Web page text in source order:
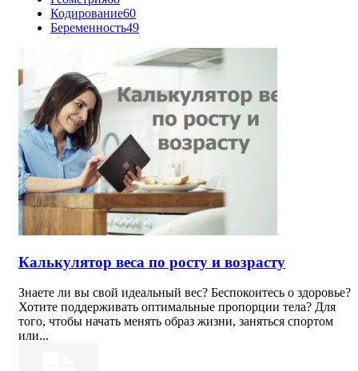
Кодирование60
Беременность49
Калькулятор веса по росту и возрасту
Знаете ли вы свой идеальный вес? Беспокоитесь о здоровье?
Хотите поддерживать оптимальные пропорции тела? Для
того, чтобы начать менять образ жизни, заняться спортом
или...